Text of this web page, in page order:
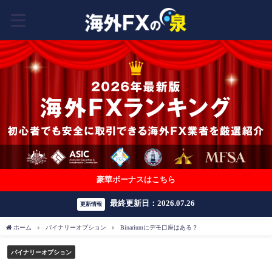
豪華ボーナスはこちら
更新情報 最終更新日：2026.07.26
ホーム バイナリーオプション Binariumにデモ口座はある？
バイナリーオプション